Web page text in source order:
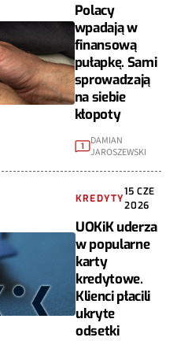
Polacy
wpadają w
finansową
pułapkę. Sami
sprowadzają
na siebie
kłopoty
1
DAMIAN
JAROSZEWSKI
KREDYTY
15 CZE
2026
UOKiK uderza
w popularne
karty
kredytowe.
Klienci płacili
ukryte
odsetki